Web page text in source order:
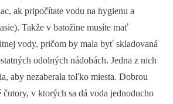
ak pripočítate vodu na hygienu a
Takže v batožine musíte mať
vody, pričom by mala byť skladovaná
odolných nádobách. Jedna z nich
aby nezaberala toľko miesta. Dobrou
v ktorých sa dá voda jednoducho